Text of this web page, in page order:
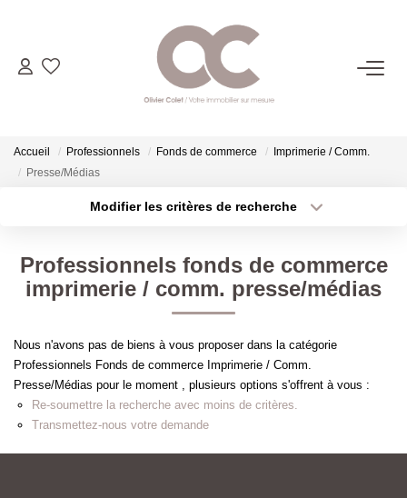
06.14.98.69.34
ACHETER
LOUER
ESTIMER
L'AGENCE
CONTACT
Accueil Professionnels Fonds de commerce
Imprimerie / Comm.
Presse/Médias
Modifier les critères de recherche
Sélectionnez...
Type de bien
Créer une alerte
Professionnels fonds de commerce
imprimerie / comm. presse/médias
Nous n'avons pas de biens à vous proposer dans la catégorie
Professionnels Fonds de commerce Imprimerie / Comm.
Presse/Médias pour le moment , plusieurs options s'offrent à vous :
Re-soumettre la recherche avec moins de critères.
Transmettez-nous votre demande